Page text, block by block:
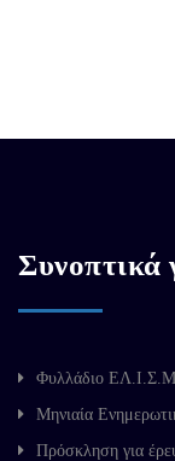
Συνοπτικά
Φυλλάδιο
Μηνιαία
Πρόσκληση για